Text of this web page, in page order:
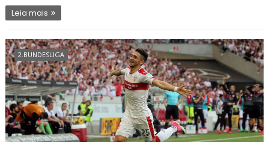
Leia mais
2.BUNDESLIGA